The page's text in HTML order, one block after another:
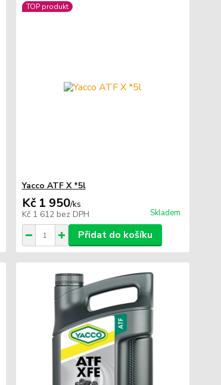
TOP produkt
Yacco ATF X *5l
Kč 1 950/ks
Kč 1 612 bez DPH Skladem
Přidat do košíku